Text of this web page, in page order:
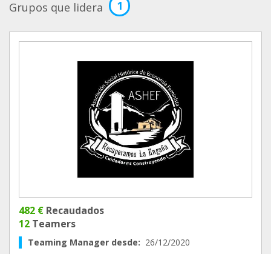
Grupos que lidera 1
482 € Recaudados
12 Teamers
Teaming Manager desde: 26/12/2020